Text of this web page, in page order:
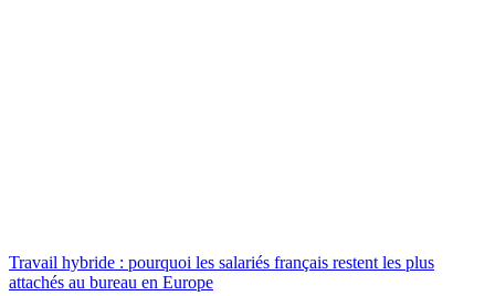
Travail hybride : pourquoi les salariés français restent les plus
attachés au bureau en Europe